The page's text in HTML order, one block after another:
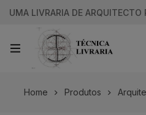
UMA LIVRARIA DE ARQUITECTO
Home Produtos